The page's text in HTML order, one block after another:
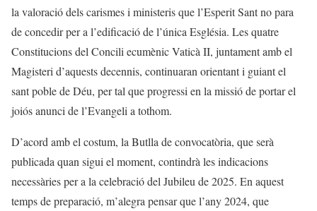
la valoració dels carismes i ministeris que l’Esperit Sant no para
de concedir per a l’edificació de l’única Església. Les quatre
Constitucions del Concili ecumènic Vaticà II, juntament amb el
Magisteri d’aquests decennis, continuaran orientant i guiant el
sant poble de Déu, per tal que progressi en la missió de portar el
joiós anunci de l’Evangeli a tothom.
D’acord amb el costum, la Butlla de convocatòria, que serà
publicada quan sigui el moment, contindrà les indicacions
necessàries per a la celebració del Jubileu de 2025. En aquest
temps de preparació, m’alegra pensar que l’any 2024, que